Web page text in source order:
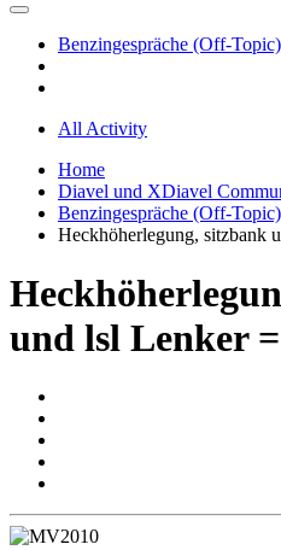
Benzingespräche (Off-Topic)
All Activity
Home
Diavel und XDiavel
Benzingespräche (Off-Topic)
Heckhöherlegung, sitzbank
und lsl Lenker